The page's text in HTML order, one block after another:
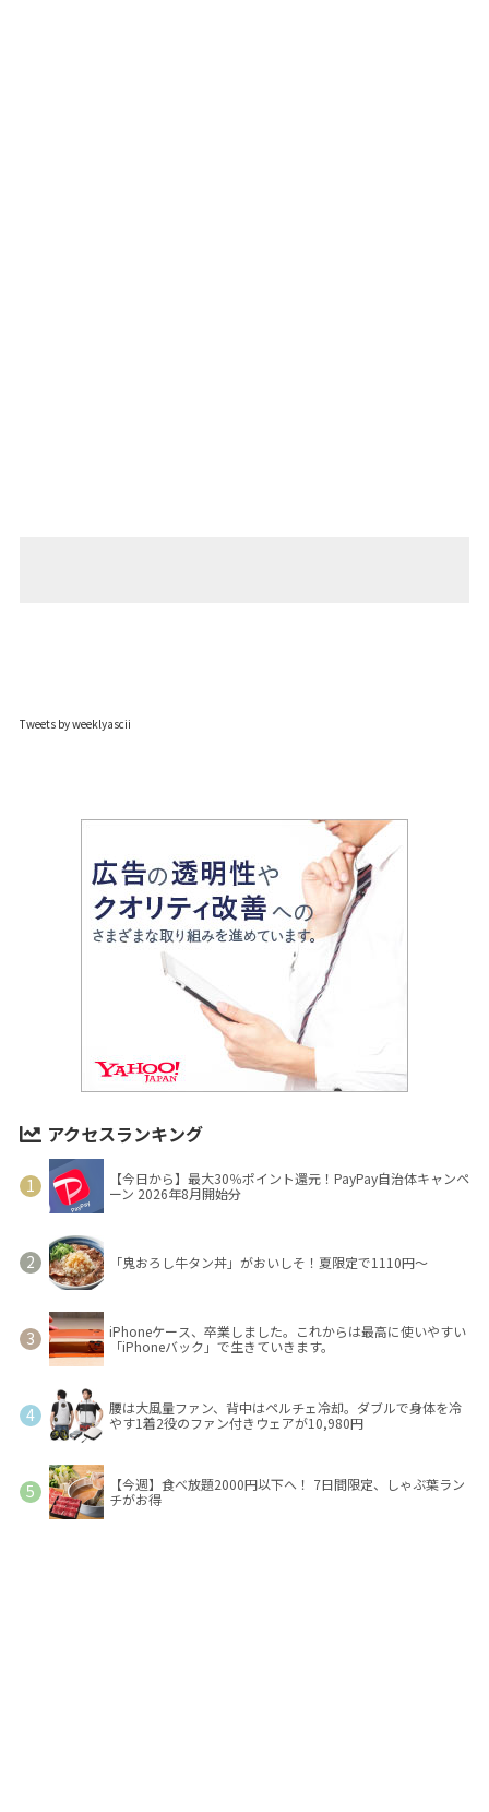
Tweets by weeklyascii
アクセスランキング
【今日から】最大30％ポイント還元！PayPay自治体キャンペ
ーン 2026年8月開始分
「鬼おろし牛タン丼」がおいしそ！夏限定で1110円～
iPhoneケース、卒業しました。これからは最高に使いやすい
「iPhoneバック」で生きていきます。
腰は大風量ファン、背中はペルチェ冷却。ダブルで身体を冷
やす1着2役のファン付きウェアが10,980円
【今週】食べ放題2000円以下へ！ 7日間限定、しゃぶ葉ラン
チがお得